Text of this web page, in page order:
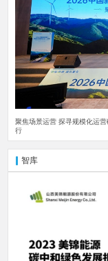
聚焦场景运营 探寻规模化运
行
智库